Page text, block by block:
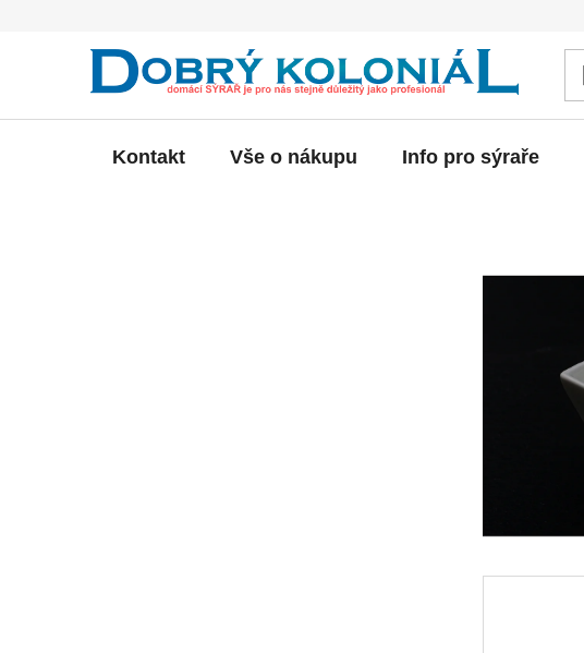
Kontakt Vše o nákupu Info pro sýraře